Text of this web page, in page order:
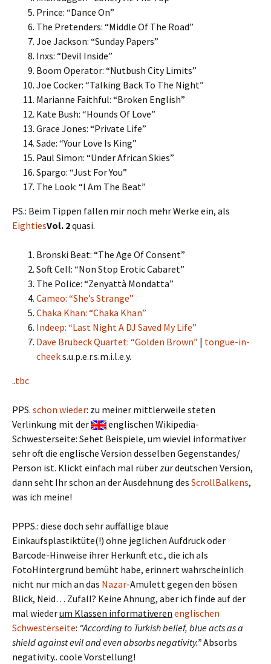
Prince: “Dance On”
The Pretenders: “Middle Of The Road”
Joe Jackson: “Sunday Papers”
Inxs: “Devil Inside”
Boom Operator: “Nutbush City Limits”
Joe Cocker: “Talking Back To The Night”
Marianne Faithful: “Broken English”
Kate Bush: “Hounds Of Love”
Grace Jones: “Private Life”
Sade: “Your Love Is King”
Paul Simon: “Under African Skies”
Spargo: “Just For You”
The Look: “I Am The Beat”
PS.: Beim Tippen fallen mir noch mehr Werke ein, als
EightiesVol. 2quasi.
Bronski Beat: “The Age Of Consent”
Soft Cell: “Non Stop Erotic Cabaret”
The Police: “Zenyattà Mondatta”
Cameo: “She’s Strange”
Chaka Khan: “Chaka Khan”
Indeep: “Last Night A DJ Saved My Life”
Dave Brubeck Quartet: “Golden Brown” | tongue-in-
cheeks.u.p.e.r.s.m.i.l.e.y.
..tbc
PPS. schon wieder: zu meiner mittlerweile steten
Verlinkung mit der
englischen Wikipedia-
Schwesterseite: Sehet Beispiele, um wieviel informativer
sehr oft die englische Version desselben Gegenstandes/
Person ist. Klickt einfach mal rüber zur deutschen Version,
dann seht Ihr schon an der Ausdehnung des ScrollBalkens,
was ich meine!
PPPS.: diese doch sehr auffällige blaue
Einkaufsplastiktüte(!) ohne jeglichen Aufdruck oder
Barcode-Hinweise ihrer Herkunft etc., die ich als
FotoHintergrund bemüht habe, erinnert wahrscheinlich
nicht nur mich an das Nazar-Amulett gegen den bösen
Blick, Neid… Zufall? Keine Ahnung, aber ich finde auf der
mal wiederum Klassen informativeren englischen
Schwesterseite: “According to Turkish belief, blue acts as a
shield against evil and even absorbs negativity.”Absorbs
negativity.. coole Vorstellung!